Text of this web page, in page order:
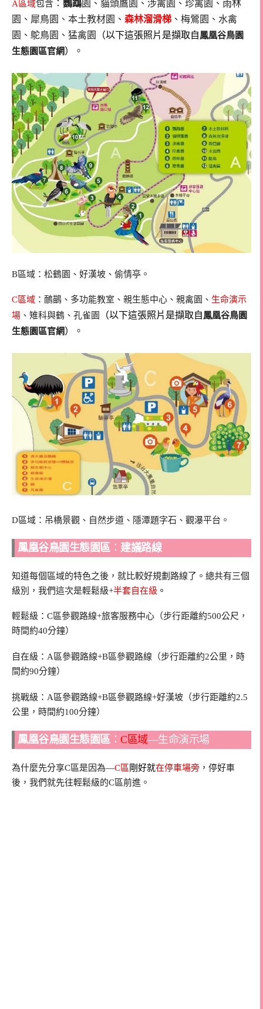
A區域包含 ： 鸚鵡園、貓頭鷹園、涉禽園、珍禽園、雨林
園、犀鳥園、本土教材園、 森林溜滑梯 、梅鶯園、水禽
園、鴕鳥園、猛禽園
（以下這張照片是擷取自鳳凰谷鳥園
生態園區官網） 。
B區域：松鶴園、好漢坡、偷情亭。
C區域 ：鴯鶓、多功能教室、親生態中心、親禽園、 生命演示
場 、雉科與鶴、孔雀園 （以下這張照片是擷取自鳳凰谷鳥園
生態園區官網） 。
D區域：吊橋景觀、自然步道、隱潭題字石、觀瀑平台。
鳳凰谷鳥園生態園區 ： 建議路線
知道每個區域的特色之後，就比較好規劃路線了。總共有三個
級別，我們這次是輕鬆級+半套自在級 。
輕鬆級：C區參觀路線+旅客服務中心（步行距離約500公尺，
時間約40分鐘）
自在級：A區參觀路線+B區參觀路線（步行距離約2公里，時
間約90分鐘）
挑戰級：A區參觀路線+B區參觀路線+好漢坡（步行距離約2.5
公里，時間約100分鐘）
鳳凰谷鳥園生態園區 ： C區域—生命演示場
為什麼先分享C區是因為—C區 剛好就在停車場旁 ，停好車
後，我們就先往輕鬆級的C區前進。